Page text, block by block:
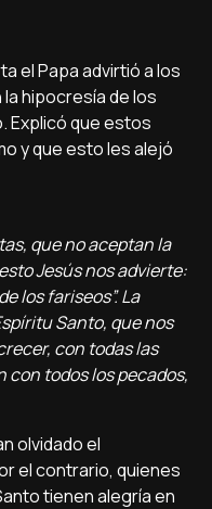
el Papa advirtió a los
hipocresía de los
Explicó que estos
y que esto les alejó
que no aceptan la
Jesús nos advierte:
los fariseos”. La
Santo, que nos
con todas las
todos los pecados,
olvidado el
el contrario, quienes
tienen alegría en